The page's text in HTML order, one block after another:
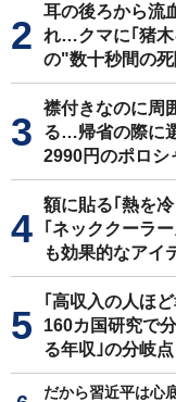
耳の後ろから流
れ…クマに｢猪木
の"数十秒間の
襟付きなのに周
る…帰省の際に
2990円のポロシ
額に貼る｢熱を
｢ネッククーラ
も効果的なアイ
｢高収入の人ほ
160カ国研究で
る年収｣の分岐点
だから習近平は心